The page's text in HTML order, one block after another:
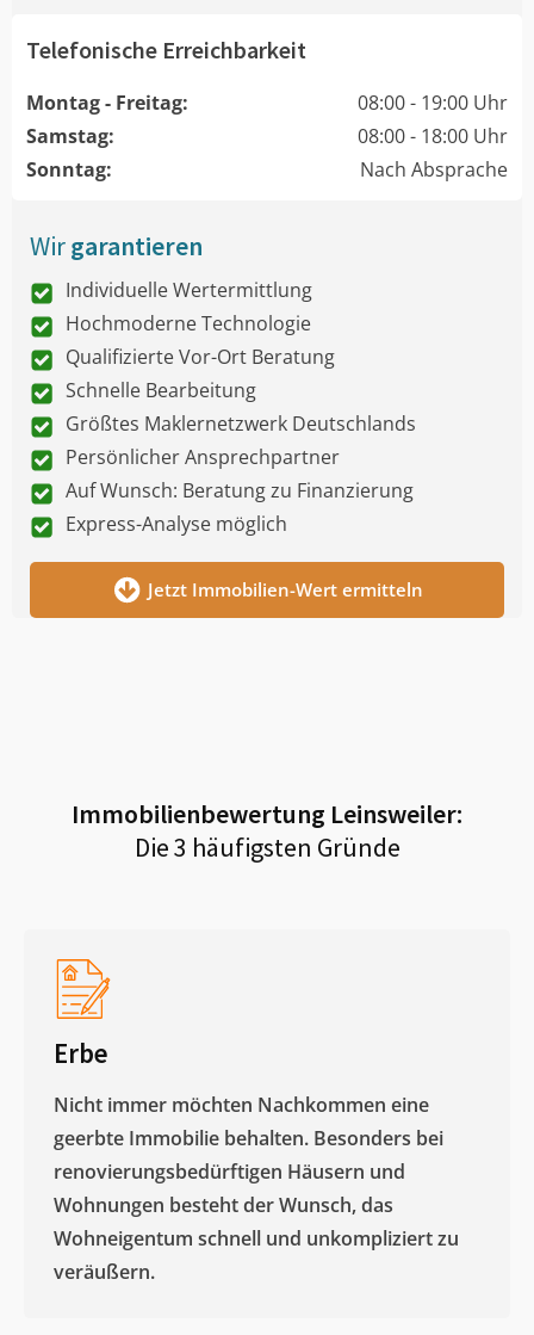
Telefonische Erreichbarkeit
Montag - Freitag:
08:00 - 19:00 Uhr
Samstag:
08:00 - 18:00 Uhr
Sonntag:
Nach Absprache
Wirgarantieren
Individuelle Wertermittlung
Hochmoderne Technologie
Qualifizierte Vor-Ort Beratung
Schnelle Bearbeitung
Größtes Maklernetzwerk Deutschlands
Persönlicher Ansprechpartner
Auf Wunsch: Beratung zu Finanzierung
Express-Analyse möglich
Jetzt Immobilien-Wert ermitteln
Immobilienbewertung Leinsweiler:
Die 3 häufigsten Gründe
Erbe
Nicht immer möchten Nachkommen eine
geerbte Immobilie behalten. Besonders bei
renovierungsbedürftigen Häusern und
Wohnungen besteht der Wunsch, das
Wohneigentum schnell und unkompliziert zu
veräußern. ​